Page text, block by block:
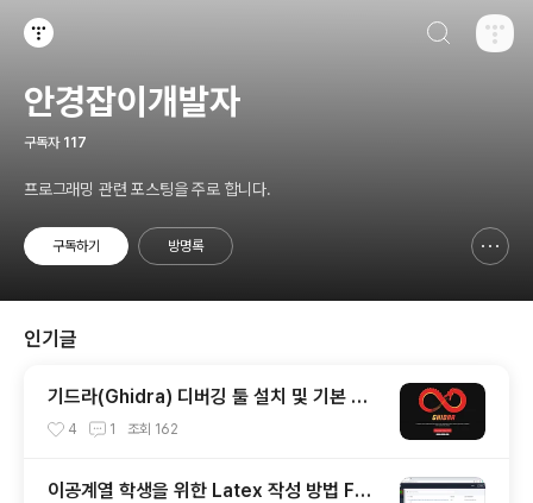
안경잡이개발자
구독자 117
프로그래밍 관련 포스팅을 주로 합니다.
구독하기 방명록
인기글
기드라(Ghidra) 디버깅 툴 설치 및 기본 사
용 방법
4 1 조회 162
이공계열 학생을 위한 Latex 작성 방법 Fea